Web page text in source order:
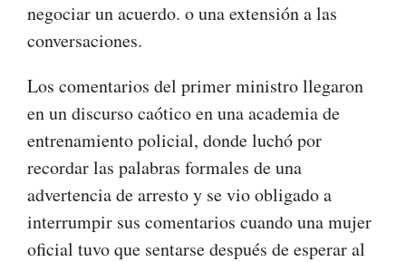
negociar un acuerdo. o una extensión a las
conversaciones.
Los comentarios del primer ministro llegaron
en un discurso caótico en una academia de
entrenamiento policial, donde luchó por
recordar las palabras formales de una
advertencia de arresto y se vio obligado a
interrumpir sus comentarios cuando una mujer
oficial tuvo que sentarse después de esperar al